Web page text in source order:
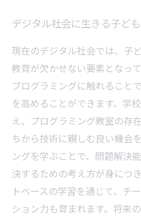
デジタル社会に生きる子ど
現在のデジタル社会では、子
教育が欠かせない要素となっ
プログラミングに触れること
を高めることができます。学
え、プログラミング教室の存
ちから技術に親しむ良い機会
ングを学ぶことで、問題解決
決するための考え方が身につ
トベースの学習を通じて、チ
ション力も育まれます。将来